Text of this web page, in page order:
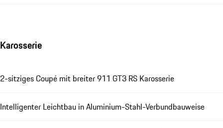
Karosserie
2-sitziges Coupé mit breiter 911 GT3 RS Karosserie
Intelligenter Leichtbau in Aluminium-Stahl-Verbundbauweise